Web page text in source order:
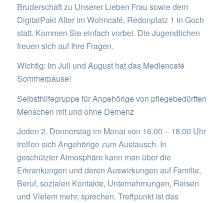
Bruderschaft zu Unserer Lieben Frau sowie dem
DigitalPakt Alter im Wohncafé, Redonplatz 1 in Goch
statt. Kommen Sie einfach vorbei. Die Jugendlichen
freuen sich auf Ihre Fragen.
Wichtig: Im Juli und August hat das Mediencafé
Sommerpause!
Selbsthilfegruppe für Angehörige von pflegebedürften
Menschen mit und ohne Demenz
Jeden 2. Donnerstag im Monat von 16.00 – 18.00 Uhr
treffen sich Angehörige zum Austausch. In
geschützter Atmosphäre kann man über die
Erkrankungen und deren Auswirkungen auf Familie,
Beruf, sozialen Kontakte, Unternehmungen, Reisen
und Vielem mehr, sprechen. Treffpunkt ist das